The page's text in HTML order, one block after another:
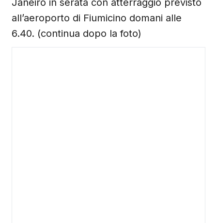
Janeiro in serata con atterraggio previsto
all’aeroporto di Fiumicino domani alle
6.40. (continua dopo la foto)